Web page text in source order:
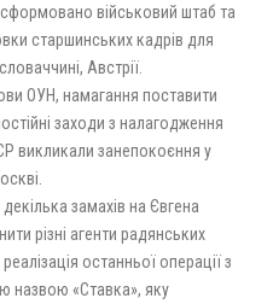
військовий штаб та
старшинських кадрів для
Австрії.
ОУН, намагання поставити
заходи з налагодження
викликали занепокоєння у
замахів на Євгена
різні агенти радянських
останньої операції з
назвою «Ставка», яку